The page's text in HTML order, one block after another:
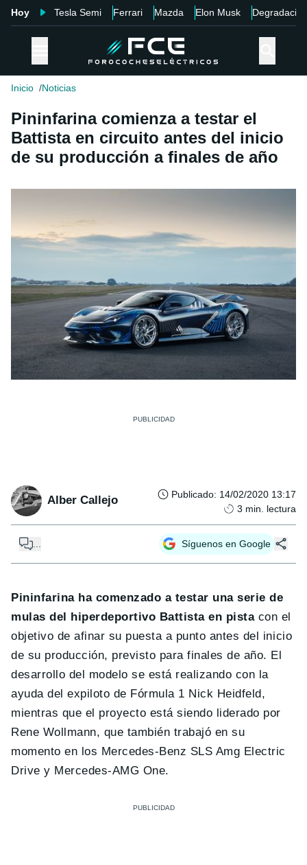
Hoy Tesla Semi Ferrari Mazda Elon Musk Degradación
Inicio Noticias
Pininfarina comienza a testar el
Battista en circuito antes del inicio
de su producción a finales de año
Alber Callejo Publicado: 14/02/2020 13:17
3 min. lectura
Síguenos en Google
Pininfarina ha comenzado a testar una serie de
mulas del hiperdeportivo Battista en pistacon el
objetivo de afinar su puesta a punto antes del inicio
de su producción, previsto para finales de año. El
desarrollo del modelo se está realizando con la
ayuda del expiloto de Fórmula 1 Nick Heidfeld,
mientras que el proyecto está siendo liderado por
Rene Wollmann, que también trabajó en su
momento en los Mercedes-Benz SLS Amg Electric
Drive y Mercedes-AMG One.